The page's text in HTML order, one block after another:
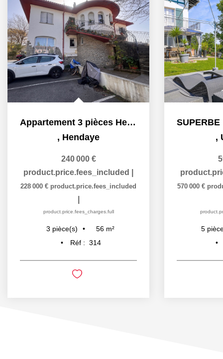
Appartement 3 pièces Hendaye Belcenia
, Hendaye
240 000 €
product.price.fees_included
228 000 € product.price.fees_included
product.price.fees_charges.full
3 pièce(s) 56 m²
Réf : 314
,
570 000 €
5